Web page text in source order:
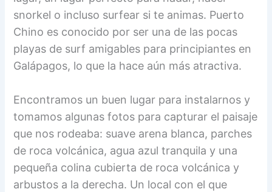
snorkel o incluso surfear si te animas. Puerto
Chino es conocido por ser una de las pocas
playas de surf amigables para principiantes en
Galápagos, lo que la hace aún más atractiva.
Encontramos un buen lugar para instalarnos y
tomamos algunas fotos para capturar el paisaje
que nos rodeaba: suave arena blanca, parches
de roca volcánica, agua azul tranquila y una
pequeña colina cubierta de roca volcánica y
arbustos a la derecha. Un local con el que